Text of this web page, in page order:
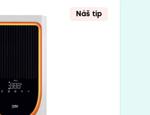
Náš tip